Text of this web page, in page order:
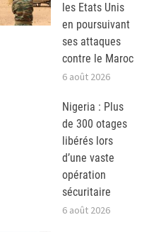
les Etats Unis
en poursuivant
ses attaques
contre le Maroc
6 août 2026
Nigeria : Plus
de 300 otages
libérés lors
d’une vaste
opération
sécuritaire
6 août 2026